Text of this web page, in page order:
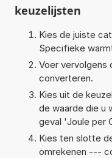
keuzelijsten
Kies de juiste
Specifieke
Voer vervolgens
converteren.
Kies uit de
de waarde die u
geval 'Joule per
Kies ten slotte
omrekenen ---